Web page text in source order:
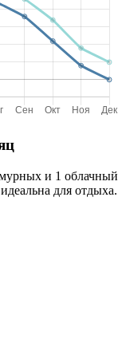
и 1 облачный
для отдыха.